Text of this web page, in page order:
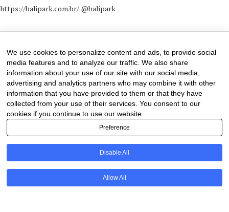
https://balipark.com.br/ @balipark
We use cookies to personalize content and ads, to provide social
media features and to analyze our traffic. We also share
information about your use of our site with our social media,
advertising and analytics partners who may combine it with other
information that you have provided to them or that they have
collected from your use of their services. You consent to our
cookies if you continue to use our website.
Preference
Disable All
Allow All